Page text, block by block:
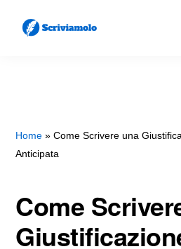
e
Documenti
Home »Come Scrivere una
Anticipata
Come